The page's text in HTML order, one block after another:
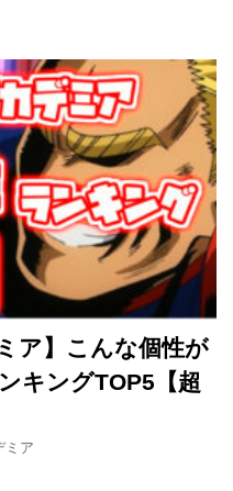
ア】こんな個性が
キングTOP5【超
ミア